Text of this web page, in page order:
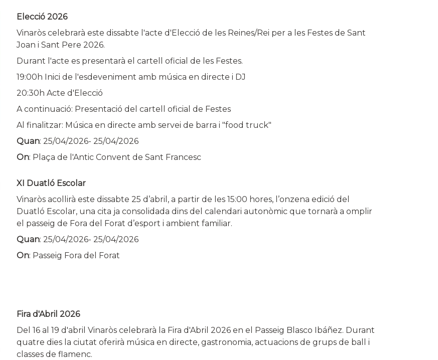
Elecció 2026
Vinaròs celebrarà este dissabte l'acte d'Elecció de les Reines/Rei per a les Festes de Sant
Joan i Sant Pere 2026.
Durant l'acte es presentarà el cartell oficial de les Festes.
19:00h Inici de l'esdeveniment amb música en directe i DJ
20:30h Acte d'Elecció
A continuació: Presentació del cartell oficial de Festes
Al finalitzar: Música en directe amb servei de barra i "food truck"
Quan: 25/04/2026- 25/04/2026
On: Plaça de l'Antic Convent de Sant Francesc
XI Duatló Escolar
Vinaròs acollirà este dissabte 25 d’abril, a partir de les 15:00 hores, l’onzena edició del
Duatló Escolar, una cita ja consolidada dins del calendari autonòmic que tornarà a omplir
el passeig de Fora del Forat d’esport i ambient familiar.
Quan: 25/04/2026- 25/04/2026
On: Passeig Fora del Forat
Fira d'Abril 2026
Del 16 al 19 d'abril Vinaròs celebrarà la Fira d'Abril 2026 en el Passeig Blasco Ibáñez. Durant
quatre dies la ciutat oferirà música en directe, gastronomia, actuacions de grups de ball i
classes de flamenc.